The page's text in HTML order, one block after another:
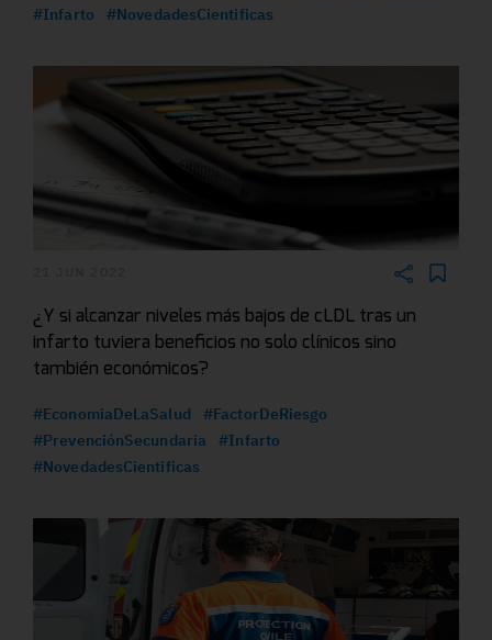
#Infarto
#NovedadesCientificas
¿Y si alcanzar niveles más bajos de cLDL tras un
infarto tuviera beneficios no solo clínicos sino
también económicos?
#EconomiaDeLaSalud
#FactorDeRiesgo
#PrevenciónSecundaria
#Infarto
#NovedadesCientificas